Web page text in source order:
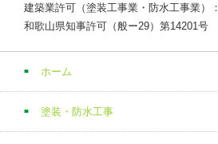
建築業許可（塗装工事業・防水工事業）：
和歌山県知事許可（般ー29）第14201号
ホーム
塗装・防水工事